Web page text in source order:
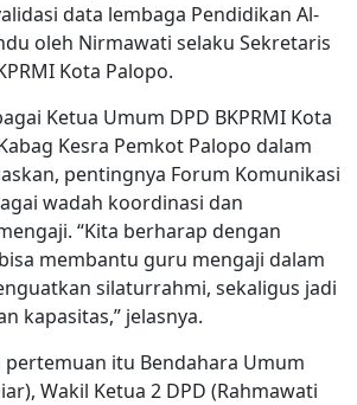
data lembaga Pendidikan Al-
oleh Nirmawati selaku Sekretaris
Kota Palopo.
Ketua Umum DPD BKPRMI Kota
Kesra Pemkot Palopo dalam
pentingnya Forum Komunikasi
wadah koordinasi dan
“Kita berharap dengan
membantu guru mengaji dalam
silaturrahmi, sekaligus jadi
kapasitas,” jelasnya.
itu Bendahara Umum
Wakil Ketua 2 DPD (Rahmawati